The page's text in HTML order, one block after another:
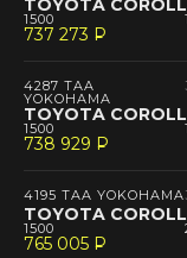
TOYOTA
1500
737 273 P
--
4287 TAA
YOKOHAMA
TOYOTA
1500
738 929 P
--
4195 TAA YOKOHAMA
TOYOTA
1500
765 005 P
--